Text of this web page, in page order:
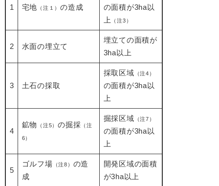
1 宅地 （注１） の造成
の面積が3ha以
上
（注3）
2 水面の埋立て
埋立ての面積が
3ha以上
3 土石の採取
採取区域 （注4）
の面積が3ha以
上
4
鉱物 （注5） の掘採 （注
6）
掘採区域 （注7）
の面積が3ha以
上
5
ゴルフ場 （注8） の造
成
開発区域の面積
が3ha以上